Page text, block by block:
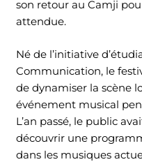
son retour au Camji
attendue.
Né de l’initiative
Communication, le
de dynamiser la scène
événement musical
L’an passé, le public
découvrir une
dans les musiques